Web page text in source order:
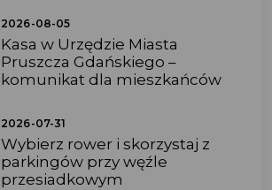
2026-08-05
Kasa w Urzędzie Miasta
Pruszcza Gdańskiego –
komunikat dla mieszkańców
2026-07-31
Wybierz rower i skorzystaj z
parkingów przy węźle
przesiadkowym